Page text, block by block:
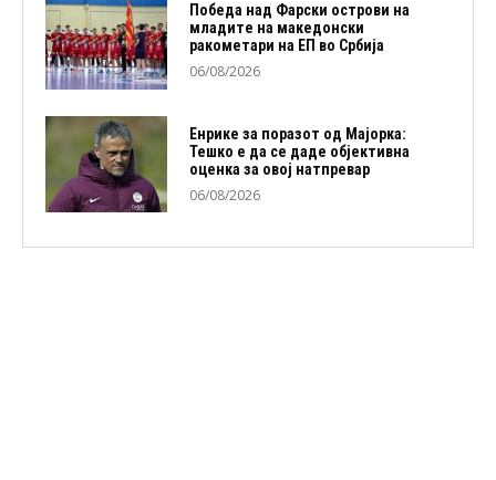
Победа над Фарски острови на
младите на македонски
ракометари на ЕП во Србија
06/08/2026
Енрике за поразот од Мајорка:
Тешко е да се даде објективна
оценка за овој натпревар
06/08/2026